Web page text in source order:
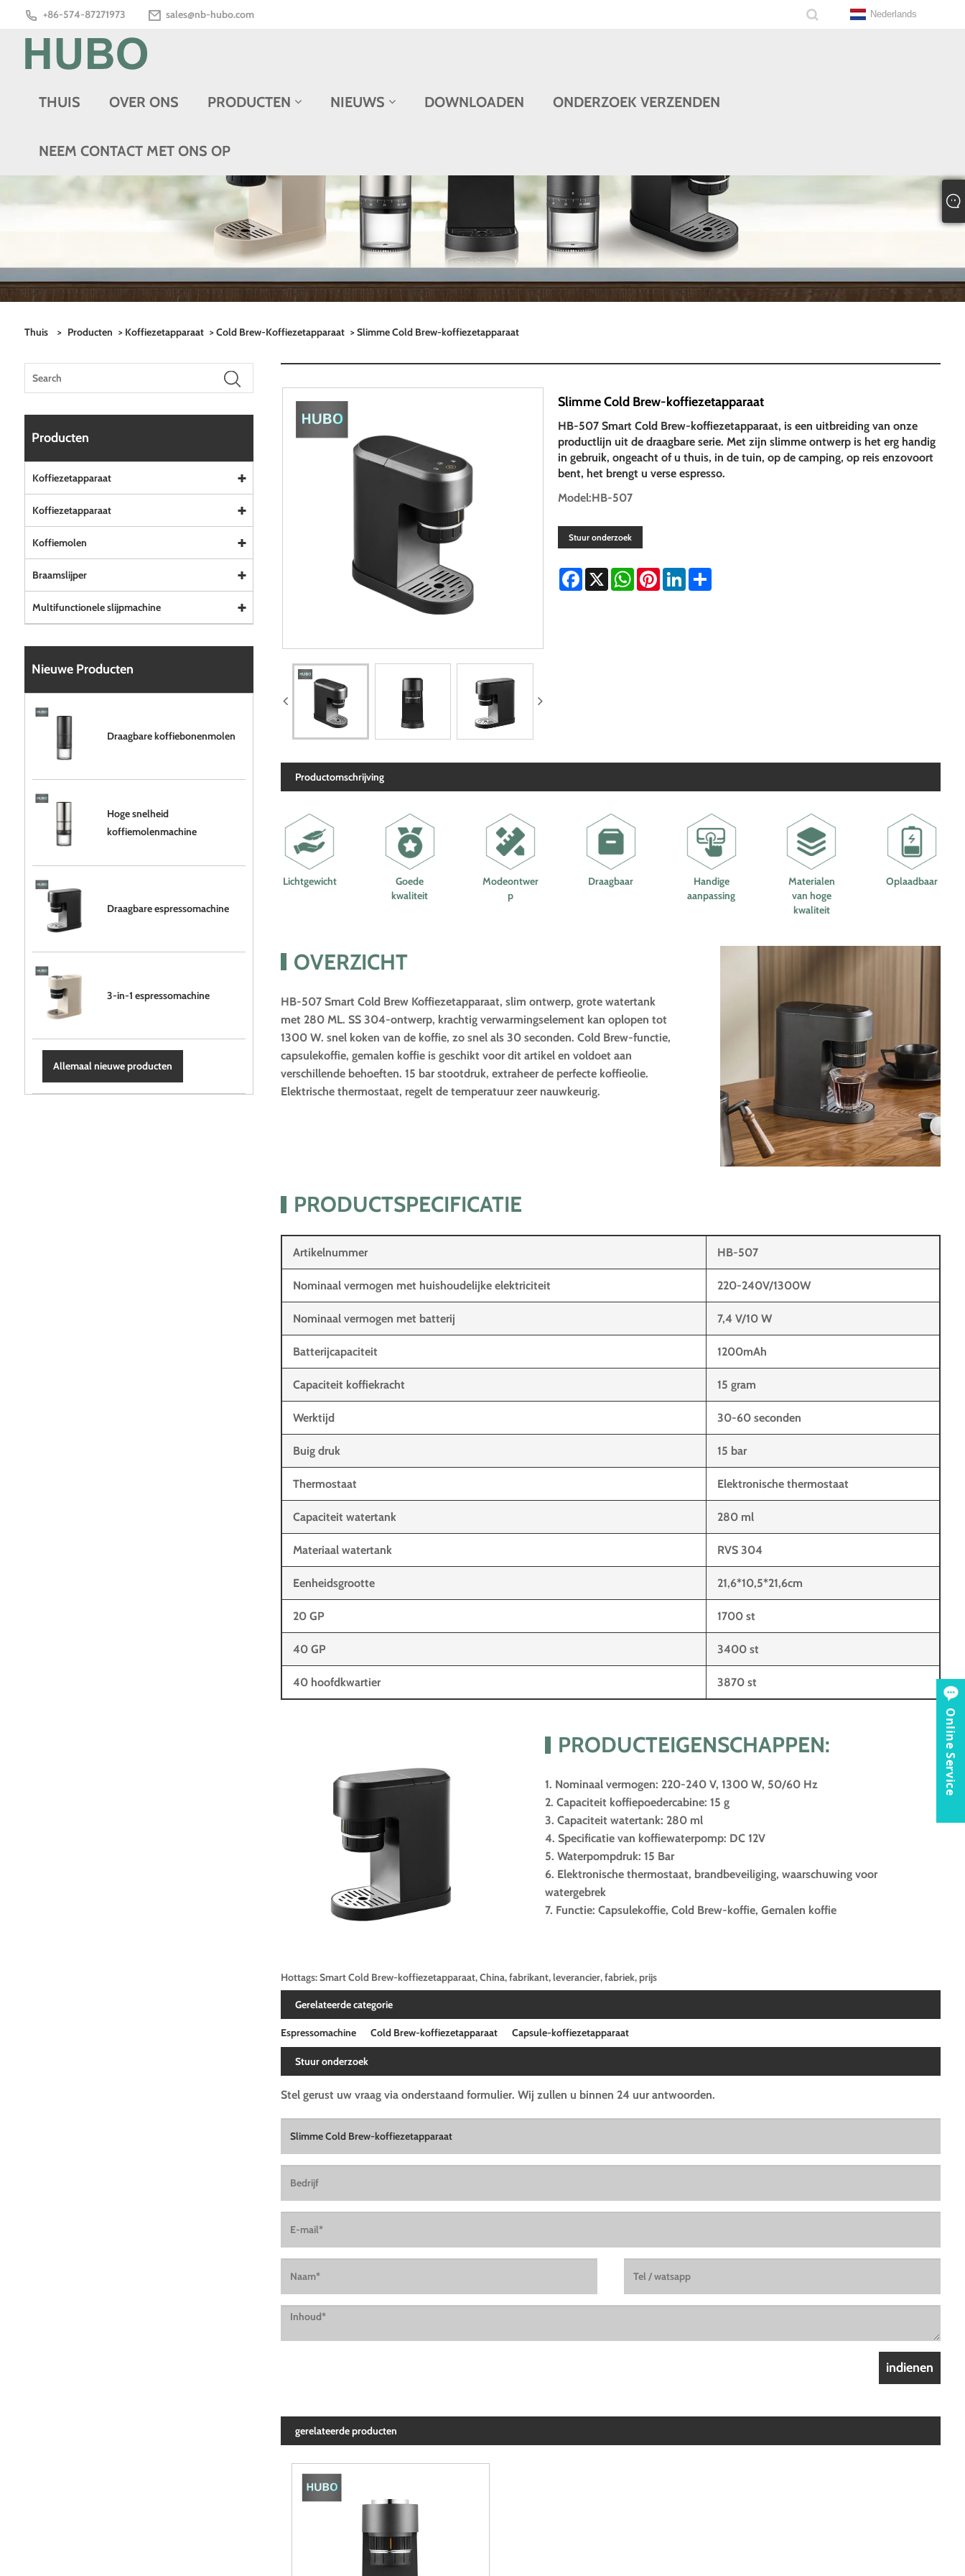
+86-574-87271973 sales@nb-hubo.com Nederlands
THUIS OVER ONS PRODUCTEN NIEUWS DOWNLOADEN ONDERZOEK VERZENDEN
NEEM CONTACT MET ONS OP
Thuis > Producten > Koffiezetapparaat >Cold Brew-Koffiezetapparaat > Slimme Cold Brew-koffiezetapparaat
Producten
Koffiezetapparaat
Koffiezetapparaat
Koffiemolen
Braamslijper
Multifunctionele slijpmachine
Nieuwe Producten
Draagbare koffiebonenmolen
Hoge snelheid
koffiemolenmachine
Draagbare espressomachine
3-in-1 espressomachine
Allemaal nieuwe producten
Slimme Cold Brew-koffiezetapparaat
HB-507 Smart Cold Brew-koffiezetapparaat, is een uitbreiding van onze
productlijn uit de draagbare serie. Met zijn slimme ontwerp is het erg handig
in gebruik, ongeacht of u thuis, in de tuin, op de camping, op reis enzovoort
bent, het brengt u verse espresso.
Model:HB-507
Stuur onderzoek
Facebook
X WhatsAppPinterestLinkedIn
Productomschrijving
Lichtgewicht
Goede
kwaliteit
Modeontwer
p
Draagbaar
Handige
aanpassing
Materialen
van hoge
kwaliteit
Oplaadbaar
OVERZICHT
HB-507 Smart Cold Brew Koffiezetapparaat, slim ontwerp, grote watertank
met 280 ML. SS 304-ontwerp, krachtig verwarmingselement kan oplopen tot
1300 W. snel koken van de koffie, zo snel als 30 seconden. Cold Brew-functie,
capsulekoffie, gemalen koffie is geschikt voor dit artikel en voldoet aan
verschillende behoeften. 15 bar stootdruk, extraheer de perfecte koffieolie.
Elektrische thermostaat, regelt de temperatuur zeer nauwkeurig.
PRODUCTSPECIFICATIE
Artikelnummer HB-507
Nominaal vermogen met huishoudelijke elektriciteit 220-240V/1300W
Nominaal vermogen met batterij 7,4 V/10 W
Batterijcapaciteit 1200mAh
Capaciteit koffiekracht 15 gram
Werktijd 30-60 seconden
Buig druk 15 bar
Thermostaat Elektronische thermostaat
Capaciteit watertank 280 ml
Materiaal watertank RVS 304
Eenheidsgrootte 21,6*10,5*21,6cm
20 GP 1700 st
40 GP 3400 st
40 hoofdkwartier 3870 st
PRODUCTEIGENSCHAPPEN:
1. Nominaal vermogen: 220-240 V, 1300 W, 50/60 Hz
2. Capaciteit koffiepoedercabine: 15 g
3. Capaciteit watertank: 280 ml
4. Specificatie van koffiewaterpomp: DC 12V
5. Waterpompdruk: 15 Bar
6. Elektronische thermostaat, brandbeveiliging, waarschuwing voor
watergebrek
7. Functie: Capsulekoffie, Cold Brew-koffie, Gemalen koffie
Hottags: Smart Cold Brew-koffiezetapparaat, China, fabrikant, leverancier, fabriek, prijs
Gerelateerde categorie
Espressomachine Cold Brew-koffiezetapparaat Capsule-koffiezetapparaat
Stuur onderzoek
Stel gerust uw vraag via onderstaand formulier. Wij zullen u binnen 24 uur antwoorden.
gerelateerde producten
Online Service